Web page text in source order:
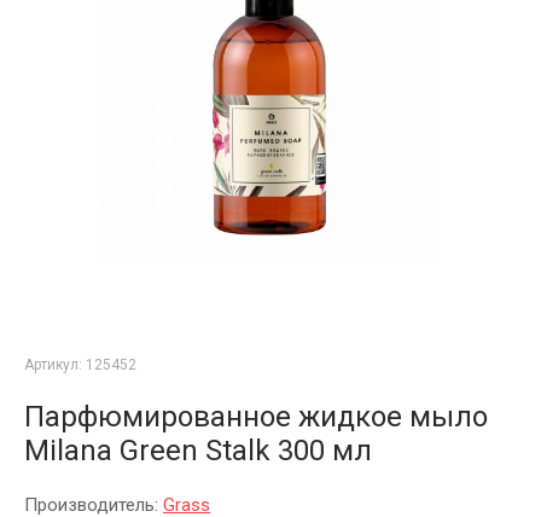
Артикул: 125452
Парфюмированное жидкое мыло
Milana Green Stalk 300 мл
Производитель: Grass